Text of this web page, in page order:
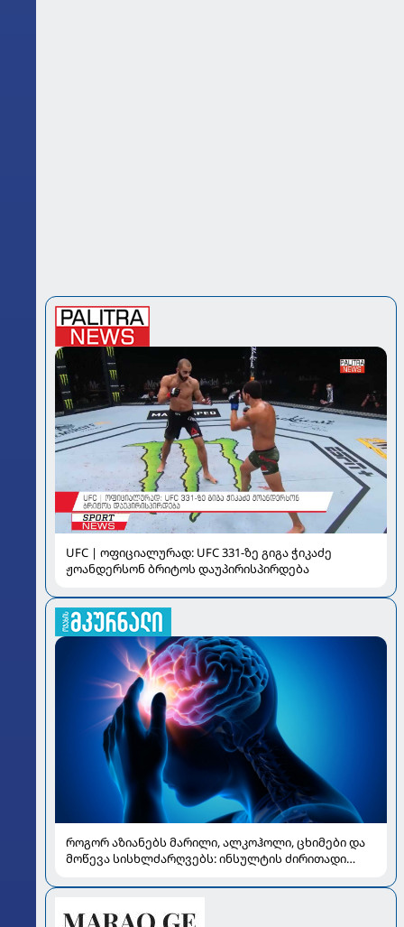
UFC | ოფიციალურად: UFC 331-ზე გიგა ჭიკაძე
ჟოანდერსონ ბრიტოს დაუპირისპირდება
როგორ აზიანებს მარილი, ალკოჰოლი, ცხიმები და
მოწევა სისხლძარღვებს: ინსულტის ძირითადი